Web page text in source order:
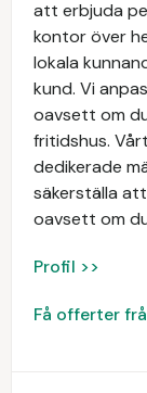
att erbjuda
kontor över
lokala
kund. Vi
oavsett om
fritidshus.
dedikerade
säkerställa
oavsett om
Profil >>
Få offerter